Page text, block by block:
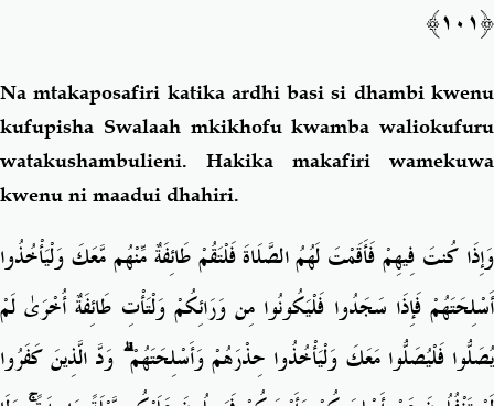
﴿١٠١﴾
Na mtakaposafiri katika ardhi basi si dhambi kwenu
kufupisha Swalaah mkikhofu kwamba waliokufuru
watakushambulieni. Hakika makafiri wamekuwa
kwenu ni maadui dhahiri.
وَإِذَا كُنتَ فِيهِمْ فَأَقَمْتَ لَهُمُ الصَّلَاةَ فَلْتَقُمْ طَائِفَةٌ مِّنْهُم مَّعَكَ وَلْيَأْخُذُوا
أَسْلِحَتَهُمْ فَإِذَا سَجَدُوا فَلْيَكُونُوا مِن وَرَائِكُمْ وَلْتَأْتِ طَائِفَةٌ أُخْرَىٰ لَمْ
يُصَلُّوا فَلْيُصَلُّوا مَعَكَ وَلْيَأْخُذُوا حِذْرَهُمْ وَأَسْلِحَتَهُمْ ۗ وَدَّ الَّذِينَ كَفَرُوا